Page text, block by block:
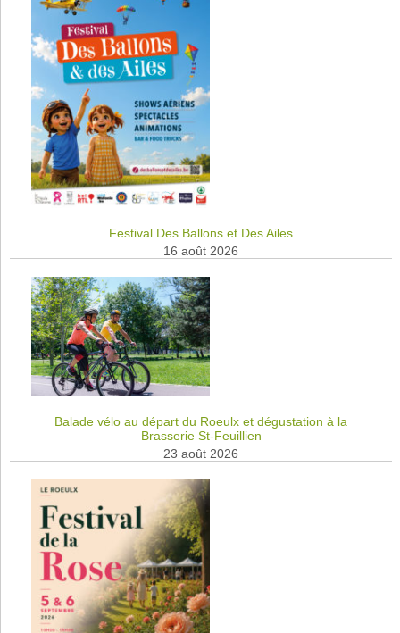
Festival Des Ballons et Des Ailes
16 août 2026
Balade vélo au départ du Roeulx et dégustation à la
Brasserie St-Feuillien
23 août 2026